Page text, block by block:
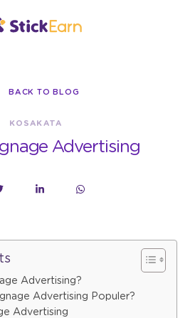
BACK TO BLOG
KOSAKATA
Advertising
Advertising?
Advertising Populer?
Advertising